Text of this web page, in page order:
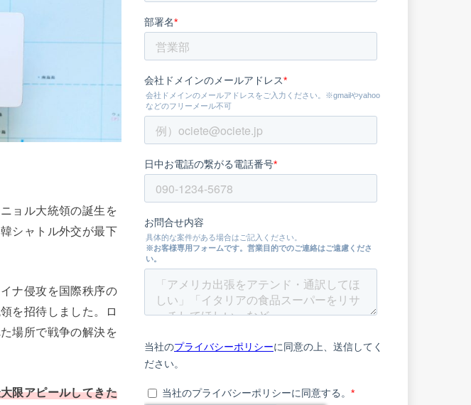
ョル大統領の誕生を
シャトル外交が最下
ナ侵攻を国際秩序の
を招待しました。ロ
場所で戦争の解決を
限アピールしてきた